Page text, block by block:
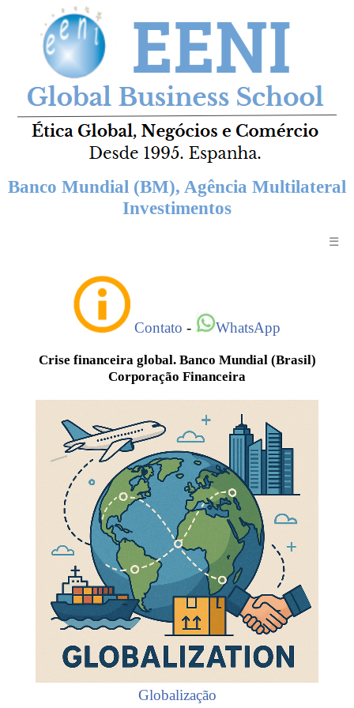
Banco Mundial (BM), Agência Multilateral
Investimentos
☰
Contato - WhatsApp
Crise financeira global. Banco Mundial (Brasil)
Corporação Financeira
Globalização